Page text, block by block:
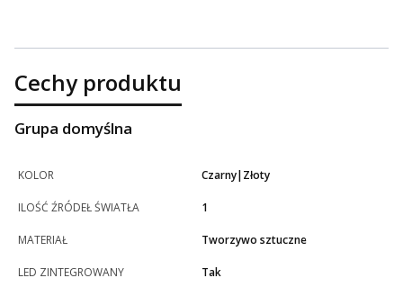
Cechy produktu
Grupa domyślna
KOLOR Czarny|Złoty
ILOŚĆ ŹRÓDEŁ ŚWIATŁA 1
MATERIAŁ Tworzywo sztuczne
LED ZINTEGROWANY Tak